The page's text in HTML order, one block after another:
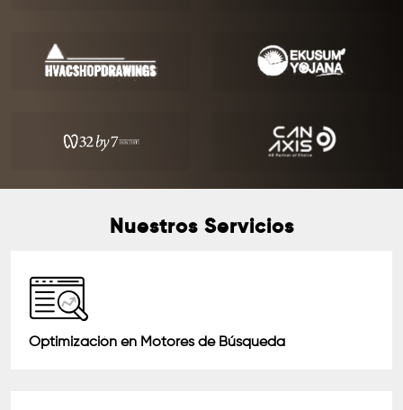
Nuestros Servicios
Optimización en Motores de Búsqueda